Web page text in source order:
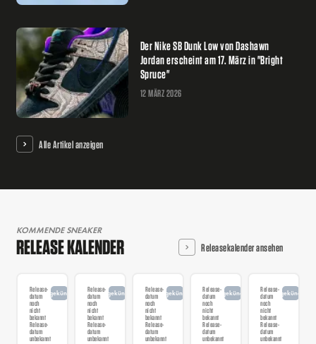
Der Nike SB Dunk Low von Dashawn
Jordan erscheint am 17. März in "Bright
Spruce"
12 MÄRZ 2026
Alle Artikel anzeigen
KOMMENDE SNEAKER
RELEASE KALENDER Releasekalender ansehen
Release-
datum
noch
nicht
bekannt
Release-
datum
unbekannt
angekündigt
Release-
datum
noch
nicht
bekannt
Release-
datum
unbekannt
angekündigt
Release-
datum
noch
nicht
bekannt
Release-
datum
unbekannt
angekündigt
Release-
datum
noch
nicht
bekannt
Release-
datum
unbekannt
angekündigt
Release-
datum
noch
nicht
bekannt
Release-
datum
unbekannt
angekündigt